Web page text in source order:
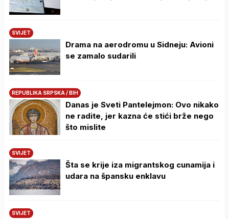
SVIJET
Drama na aerodromu u Sidneju: Avioni
se zamalo sudarili
REPUBLIKA SRPSKA / BIH
Danas je Sveti Pantelejmon: Ovo nikako
ne radite, jer kazna će stići brže nego
što mislite
SVIJET
Šta se krije iza migrantskog cunamija i
udara na špansku enklavu
SVIJET